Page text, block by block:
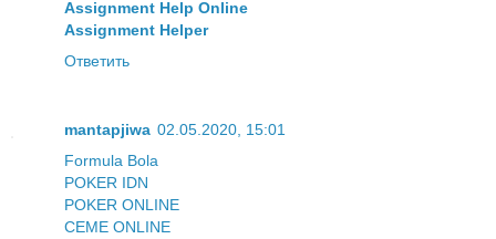
Assignment Help Online
Assignment Helper
Ответить
mantapjiwa 02.05.2020, 15:01
Formula Bola
POKER IDN
POKER ONLINE
CEME ONLINE